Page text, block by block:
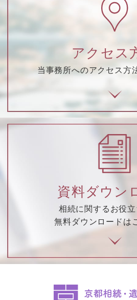
アクセス
当事務所へのアクセス方
資料ダウン
相続に関するお役
無料ダウンロードは